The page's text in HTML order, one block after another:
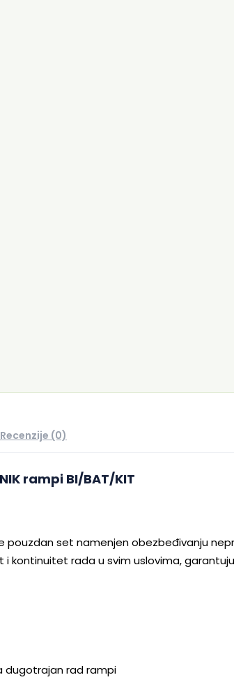
Recenzije (0)
rampi BI/BAT/KIT
pouzdan set namenjen obezbeđivanju
kontinuitet rada u svim uslovima,
dugotrajan rad rampi